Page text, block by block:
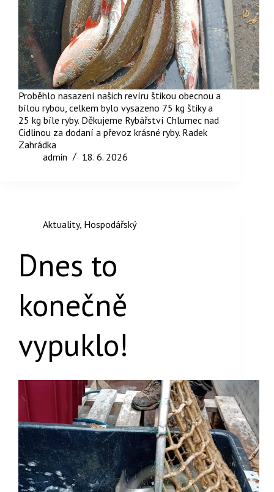
Proběhlo nasazení našich revíru štikou obecnou a
bílou rybou, celkem bylo vysazeno 75 kg štiky a
25 kg bíle ryby. Děkujeme Rybářství Chlumec nad
Cidlinou za dodaní a převoz krásné ryby. Radek
Zahrádka
admin
18. 6. 2026
Aktuality, Hospodářský
Dnes to
konečně
vypuklo!